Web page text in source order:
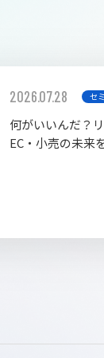
2026.07.28 セ
何がいいんだ？
EC・小売の未来